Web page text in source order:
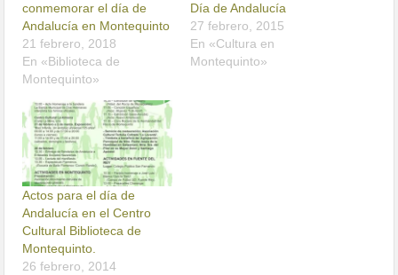
conmemorar el día de
Andalucía en Montequinto
21 febrero, 2018
En «Biblioteca de
Montequinto»
Día de Andalucía
27 febrero, 2015
En «Cultura en
Montequinto»
Actos para el día de
Andalucía en el Centro
Cultural Biblioteca de
Montequinto.
26 febrero, 2014